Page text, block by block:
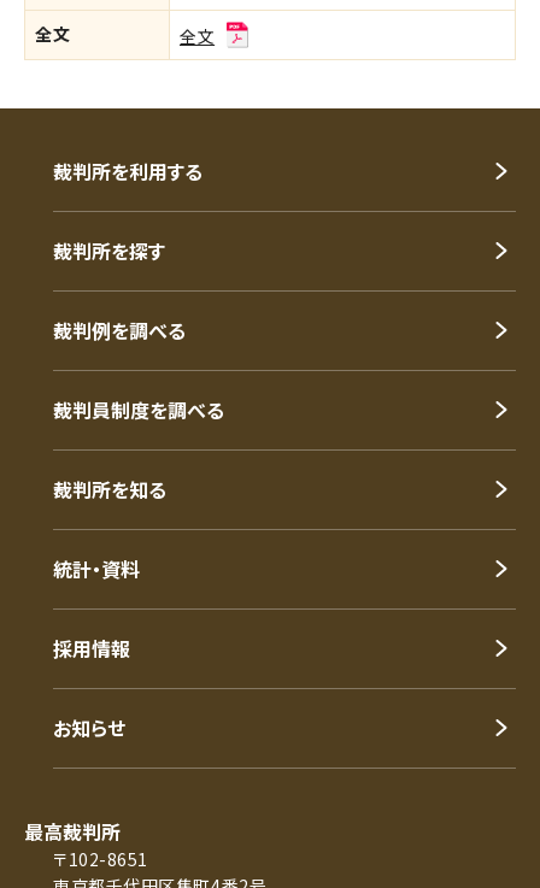
全文
全文
裁判所を利用する
裁判所を探す
裁判例を調べる
裁判員制度を調べる
裁判所を知る
統計・資料
採用情報
お知らせ
最高裁判所
〒102-8651